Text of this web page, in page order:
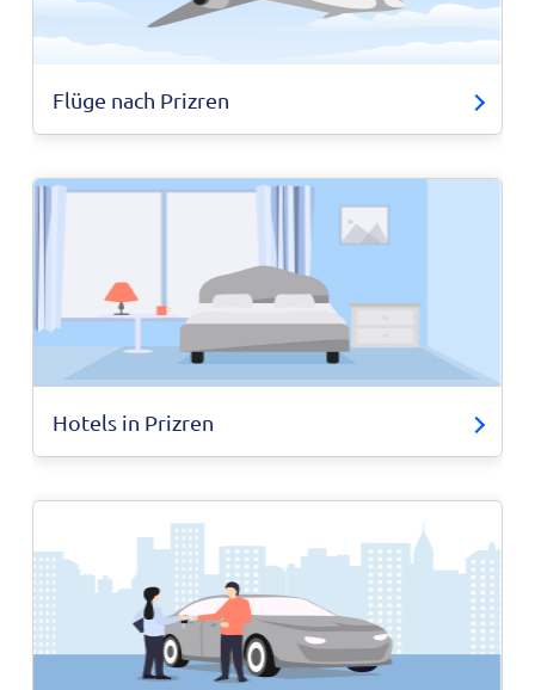
Flüge nach Prizren
Hotels in Prizren